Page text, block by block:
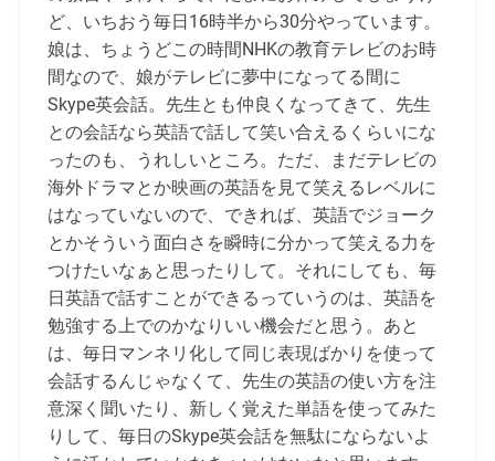
ど、いちおう毎日16時半から30分やっています。
娘は、ちょうどこの時間NHKの教育テレビのお時
間なので、娘がテレビに夢中になってる間に
Skype英会話。先生とも仲良くなってきて、先生
との会話なら英語で話して笑い合えるくらいにな
ったのも、うれしいところ。ただ、まだテレビの
海外ドラマとか映画の英語を見て笑えるレベルに
はなっていないので、できれば、英語でジョーク
とかそういう面白さを瞬時に分かって笑える力を
つけたいなぁと思ったりして。それにしても、毎
日英語で話すことができるっていうのは、英語を
勉強する上でのかなりいい機会だと思う。あと
は、毎日マンネリ化して同じ表現ばかりを使って
会話するんじゃなくて、先生の英語の使い方を注
意深く聞いたり、新しく覚えた単語を使ってみた
りして、毎日のSkype英会話を無駄にならないよ